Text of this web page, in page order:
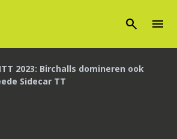
search menu
2023: Birchalls domineren ook
Sidecar TT